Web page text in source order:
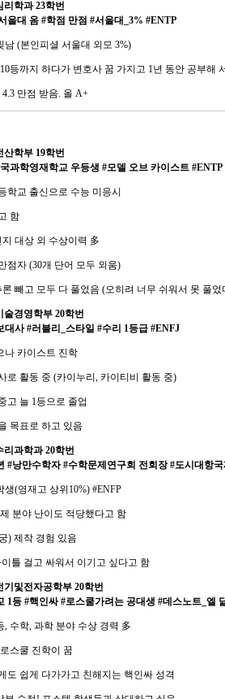
리학과 23학번
울대 옴 #학점 만점 #서울대_3% #ENTP
남 (본인피셜 서울대 외모 3%)
등까지 하다가 변호사 꿈 가지고 1년 동안 공부해
만점 받음. 올 A+
산학부 19학번
과학영재학교 우등생 #모델 오브 카이스트 #ENTP
학교 출신으로 수능 미응시
함
대상 외 수상이력 多
점자 (30개 단어 모두 외움)
빼고 모두 다 풀었음 (오히려 너무 쉬워서 못 풀었
술경영학부 20학번
대사 #러블리_스타일 #수리 1등급 #ENFJ
나 카이스트 진학
로 활동 중 (카이누리, 카이티비 활동 중)
고 늘 1등으로 졸업
목표로 하고 있음
리과학과 20학번
#낭만수학자 #수학문제연구회 전회장 #도시대항
생(영재고 상위10%) #ENFP
분야 난이도 적당했다고 함
) 제작 경험 있음
이틀 걸고 싸워서 이기고 싶다고 함
기및전자공학부 20학번
1등 #핵인싸 #로스쿨가려는 공대생 #데스노트_엘
, 수학, 과학 분야 수상 경력 多
스쿨 진학이 꿈
도 쉽게 다가가고 친해지는 핵인싸 성격